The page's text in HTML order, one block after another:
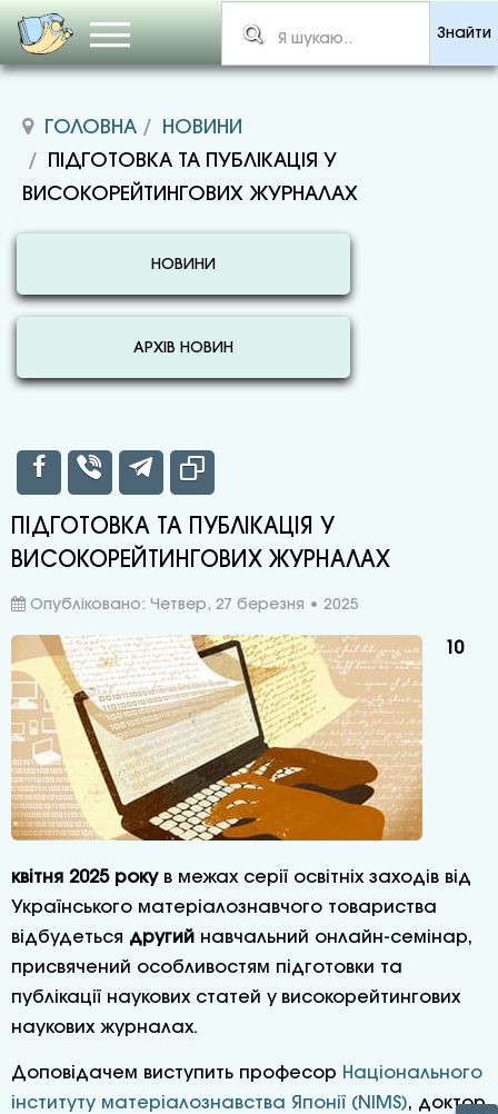
Знайти
ГОЛОВНА
НОВИНИ
ПІДГОТОВКА ТА ПУБЛІКАЦІЯ У
ВИСОКОРЕЙТИНГОВИХ ЖУРНАЛАХ
НОВИНИ
АРХІВ НОВИН
ПІДГОТОВКА ТА ПУБЛІКАЦІЯ У
ВИСОКОРЕЙТИНГОВИХ ЖУРНАЛАХ
Опубліковано: Четвер, 27 березня • 2025
10
квітня 2025 рокув межах серії освітніх заходів від
Українського матеріалознавчого товариства
відбудеться другий навчальний онлайн-семінар,
присвячений особливостям підготовки та
публікації наукових статей у високорейтингових
наукових журналах.
Доповідачем виступить професор Національного
інституту матеріалознавства Японії (NIMS), доктор